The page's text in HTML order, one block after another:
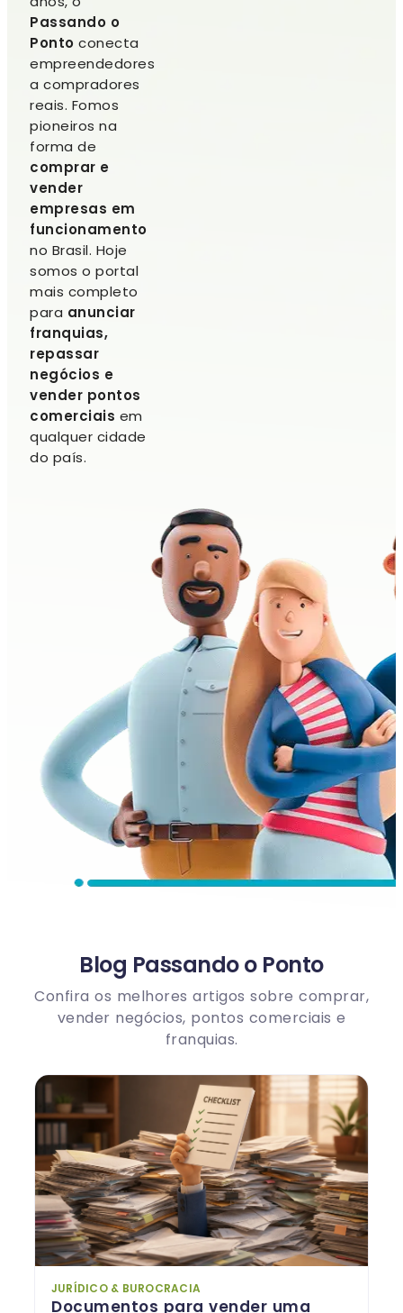
Passando o
Ponto conecta
empreendedores
a compradores
reais. Fomos
pioneiros na
forma de
comprar e
vender
empresas em
funcionamento
no Brasil. Hoje
somos o portal
mais completo
para anunciar
franquias,
repassar
negócios e
vender pontos
comerciais em
qualquer cidade
do país.
Blog Passando o Ponto
Confira os melhores artigos sobre comprar,
vender negócios, pontos comerciais e
franquias.
JURÍDICO & BUROCRACIA
Documentos para vender uma